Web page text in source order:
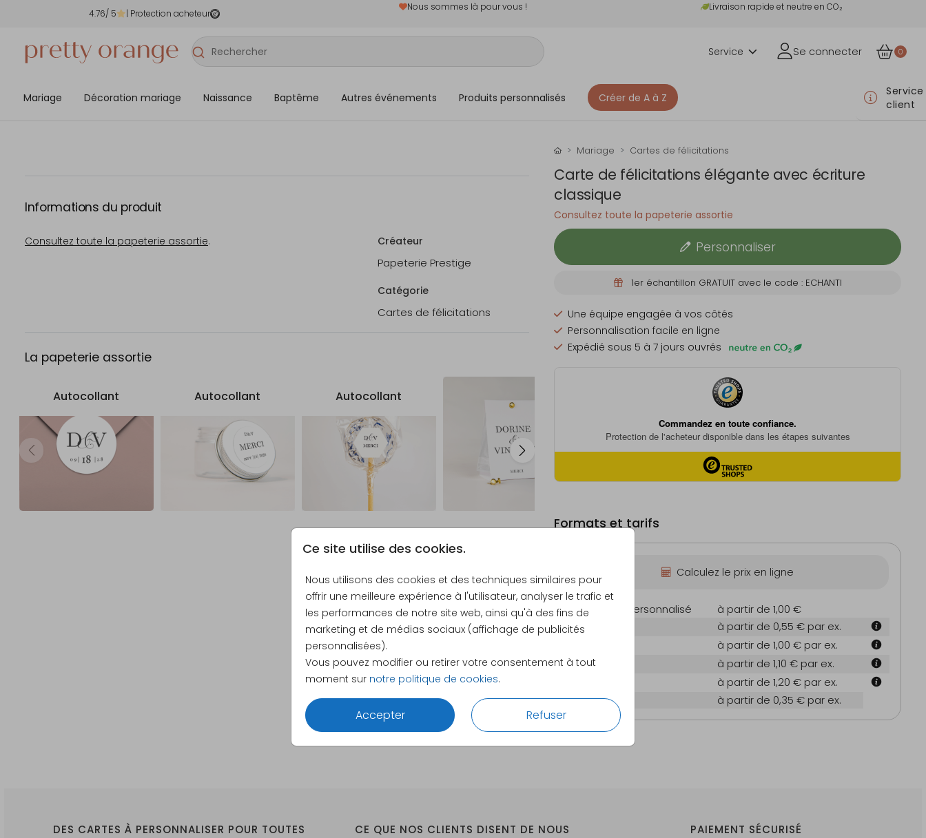
4.76/ 5 | Protection acheteur
Nous sommes là pour vous ! Livraison rapide et neutre en CO₂
Service Se connecter 0
Mariage Décoration mariage Naissance Baptême Autres événements Produits personnalisés Créer de A à Z
Service
client
Ce site utilise des cookies.
Nous utilisons des cookies et des techniques similaires pour
offrir une meilleure expérience à l'utilisateur, analyser le trafic et
les performances de notre site web, ainsi qu'à des fins de
marketing et de médias sociaux (affichage de publicités
personnalisées).
Vous pouvez modifier ou retirer votre consentement à tout
moment sur notre politique de cookies.
Accepter Refuser
Informations du produit
Consultez toute la papeterie assortie. Créateur
Papeterie Prestige
Catégorie
Cartes de félicitations
La papeterie assortie
Autocollant Autocollant Autocollant
Mariage Cartes de félicitations
Carte de félicitations élégante avec écriture
classique
Consultez toute la papeterie assortie
Personnaliser
1er échantillon GRATUIT avec le code : ECHANTI
Une équipe engagée à vos côtés
Personnalisation facile en ligne
Expédié sous 5 à 7 jours ouvrés
Formats et tarifs
Calculez le prix en ligne
Échantillon personnalisé
à partir de 1,00 €
8.1 × 5.4 cm
à partir de 0,55 € par ex.
à partir de 1,00 € par ex.
17.1 × 11.4 cm
à partir de 1,10 € par ex.
à partir de 1,20 € par ex.
Enveloppes
à partir de 0,35 € par ex.
DES CARTES À PERSONNALISER POUR TOUTES
CE QUE NOS CLIENTS DISENT DE NOUS PAIEMENT SÉCURISÉ